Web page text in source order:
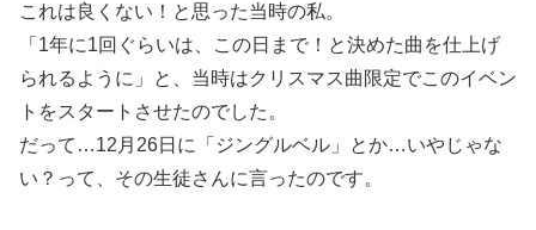
これは良くない！と思った当時の私。
「1年に1回ぐらいは、この日まで！と決めた曲を仕上げ
られるように」と、当時はクリスマス曲限定でこのイベン
トをスタートさせたのでした。
だって…12月26日に「ジングルベル」とか…いやじゃな
い？って、その生徒さんに言ったのです。